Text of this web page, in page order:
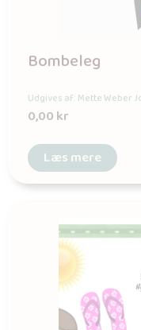
Bombeleg
Udgives af: Mette Weber
0,00kr
Læs mere